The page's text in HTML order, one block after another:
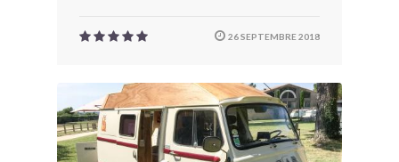
26 SEPTEMBRE 2018